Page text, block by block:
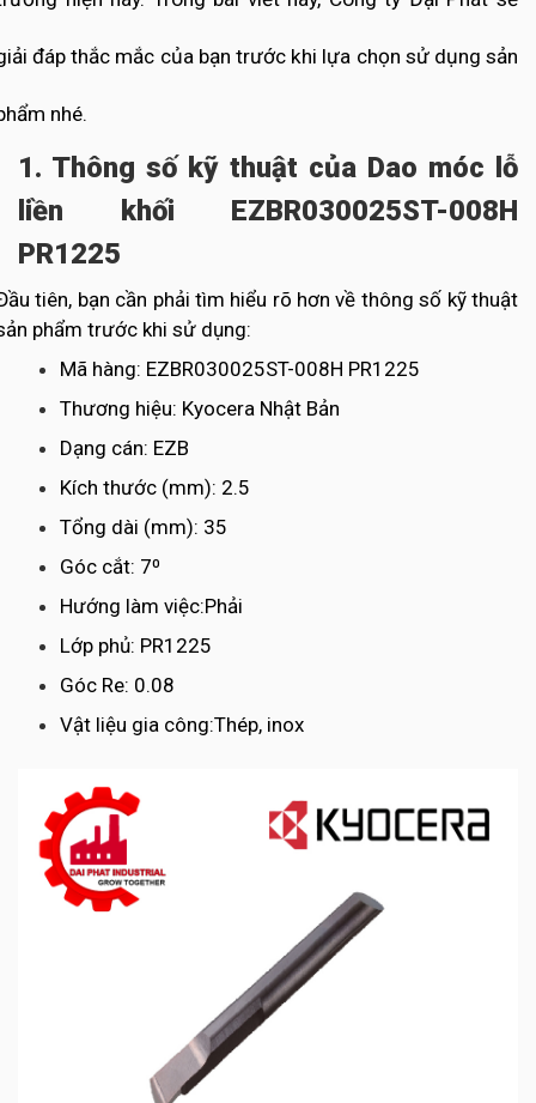
đáp thắc mắc của bạn trước khi lựa chọn sử dụng sản
nhé.
1. Thông số kỹ thuật của Dao móc lỗ
liền khối EZBR030025ST-008H
PR1225
tiên, bạn cần phải tìm hiểu rõ hơn về thông số kỹ thuật
phẩm trước khi sử dụng:
Mã hàng: EZBR030025ST-008H PR1225
Thương hiệu: Kyocera Nhật Bản
Dạng cán: EZB
Kích thước (mm): 2.5
Tổng dài (mm): 35
Góc cắt: 7⁰
Hướng làm việc:Phải
Lớp phủ: PR1225
Góc Re: 0.08
Vật liệu gia công:Thép, inox